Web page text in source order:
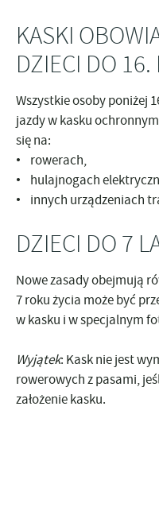
KASKI
DZIECI DO 16.
Wszystkieosoby poniżej
jazdy w kasku
się na:
• rowerach,
• hulajnogach
• innych urządzeniach
DZIECI DO 7
Nowe zasady obejmują
7 roku życia może być
w kasku i w specjalnym
Wyjątek: Kask nie jest
rowerowych z pasami,
założenie kasku.